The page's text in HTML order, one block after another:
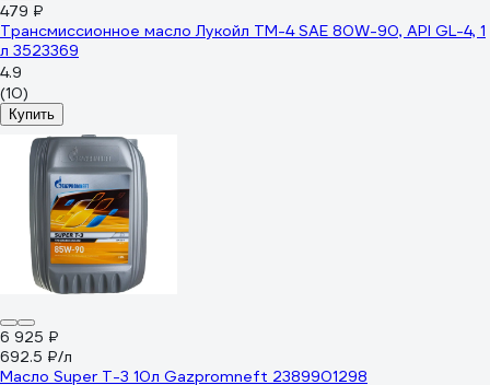
479 ₽
Трансмиссионное масло Лукойл ТМ-4 SAE 80W-90, API GL-4, 1
л 3523369
4.9
(10)
Купить
6 925 ₽
692.5 ₽/л
Масло Super T-3 10л Gazpromneft 2389901298